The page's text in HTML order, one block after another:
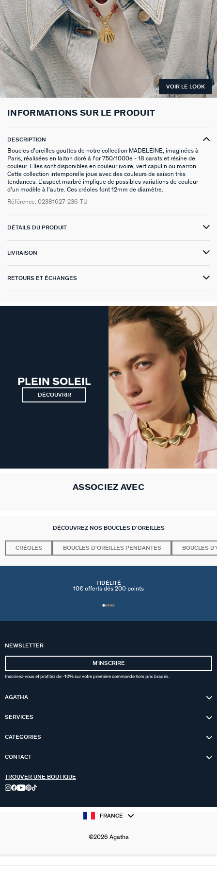
BOUCLES D'OREILLES PUCES
BOUCLES D'OREILLES À L'UNITÉ
BOUCLES D'OREILLES CLIPS
SET DE 3
BOUCLES D'OREILLES DORÉES
EARCUFFS
CRÉOLES À COMPOSER
CHAINES
SAUTOIRS
PENDENTIFS
COLLIERS DORÉS
COLLIERS À COMPOSER
BRACELETS SOUPLES
MANCHETTES
BRACELETS À COMPOSER
MONTRES
BRACELETS DORÉS
BRACELETS ARGENTÉS
BAGUES DORÉES
BAGUES ARGENTÉES
CHEVALIÈRES
PIERRES NATURELLES
ZODIAQUE
PAMPILLES CRÉOLES
BOUCLES D'OREILLES COMPATIBLES
COLLIERS COMPATIBLES
NOS LOOKS
PIERCINGS EAR CUFF
PIERCING HÉLIX & TRAGUS
PIERCINGS DORÉS
PIERCINGS ARGENTÉS
CADEAUX À MOINS DE 30€
CADEAUX À MOINS DE 50€
CADEAUX À MOINS DE 100€
BIJOUX À COMPOSER
CADEAUX EN ARGENT VÉRITABLE
CADEAUX EN ACIER INOXYDABLE
CADEAUX PLAQUÉS À L'OR
BROCHES
FOULARDS
CEINTURES
PORTE CLÉS
BELOVED
ARGENT SIGNATURE
MADELEINE
TALISMANS
ODÉON
CANDY
VESTIAIRES
SAINT HONORÉ
GÉNÉRATION AGATHA
SUR LA PEAU
NOTRE GUIDE PERÇAGE
MY AGATHA CLUB
NOUS REJOINDRE
NOUS CONTACTER
VOIR LE LOOK
INFORMATIONS SUR LE PRODUIT
DESCRIPTION
Boucles d'oreilles gouttes de notre collection MADELEINE, imaginées à
Paris, réalisées en laiton doré à l'or 750/1000e - 18 carats et résine de
couleur. Elles sont disponibles en couleur ivoire, vert capulin ou marron.
Cette collection intemporelle joue avec des couleurs de saison très
tendances. L’aspect marbré implique de possibles variations de couleur
d’un modèle à l'autre. Ces créoles font 12mm de diamètre.
Référence: 02381627-236-TU
DÉTAILS DU PRODUIT
LIVRAISON
RETOURS ET ÉCHANGES
PLEIN SOLEIL
DÉCOUVRIR
ASSOCIEZ AVEC
DÉCOUVREZ NOS BOUCLES D'OREILLES
CRÉOLES BOUCLES D'OREILLES PENDANTES BOUCLES
FIDÉLITÉ
10€ offerts dés 200 points
NEWSLETTER
MʼINSCRIRE
Inscrivez-vous et profitez de -10% sur votre première commande hors prix bradés.
AGATHA
SERVICES
CATEGORIES
CONTACT
TROUVER UNE BOUTIQUE
FRANCE
©2026 Agatha